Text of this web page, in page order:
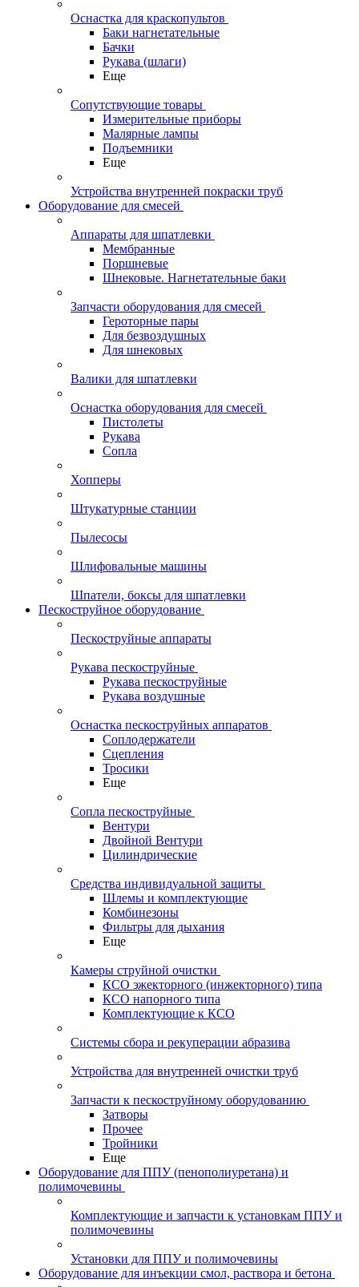
Оснастка для краскопультов
Баки нагнетательные
Бачки
Рукава (шлаги)
Еще
Сопутствующие товары
Измерительные приборы
Малярные лампы
Подъемники
Еще
Устройства внутренней покраски труб
Оборудование для смесей
Аппараты для шпатлевки
Мембранные
Поршневые
Шнековые. Нагнетательные баки
Запчасти оборудования для смесей
Героторные пары
Для безвоздушных
Для шнековых
Валики для шпатлевки
Оснастка оборудования для смесей
Пистолеты
Рукава
Сопла
Хопперы
Штукатурные станции
Пылесосы
Шлифовальные машины
Шпатели, боксы для шпатлевки
Пескоструйное оборудование
Пескоструйные аппараты
Рукава пескоструйные
Рукава пескоструйные
Рукава воздушные
Оснастка пескоструйных аппаратов
Соплодержатели
Сцепления
Тросики
Еще
Сопла пескоструйные
Вентури
Двойной Вентури
Цилиндрические
Средства индивидуальной защиты
Шлемы и комплектующие
Комбинезоны
Фильтры для дыхания
Еще
Камеры струйной очистки
КСО эжекторного (инжекторного) типа
КСО напорного типа
Комплектующие к КСО
Системы сбора и рекуперации абразива
Устройства для внутренней очистки труб
Запчасти к пескоструйному оборудованию
Затворы
Прочее
Тройники
Еще
Оборудование для ППУ (пенополиуретана) и
полимочевины
Комплектующие и запчасти к установкам ППУ и
полимочевины
Установки для ППУ и полимочевины
Оборудование для инъекции смол, раствора и бетона